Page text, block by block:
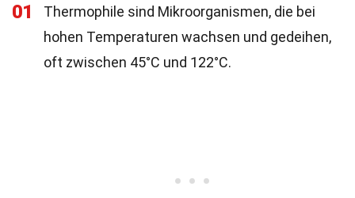
01
Thermophile sind Mikroorganismen, die bei
hohen Temperaturen wachsen und gedeihen,
oft zwischen 45°C und 122°C.